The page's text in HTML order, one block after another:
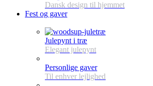
Dansk design til hjemmet
Fest og gaver
Julepynt i træ
Elegant julepynt
Personlige gaver
Til enhver lejlighed